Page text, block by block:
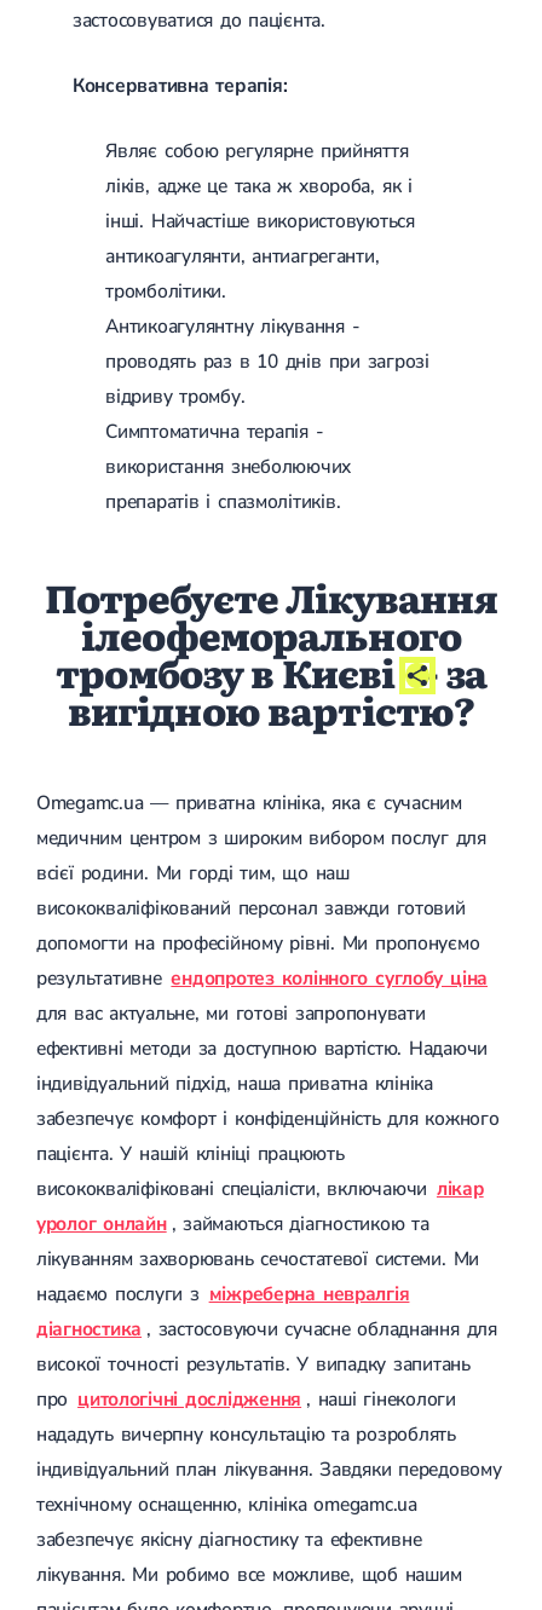
застосовуватися до пацієнта.
Консервативна терапія:
Являє собою регулярне прийняття
ліків, адже це така ж хвороба, як і
інші. Найчастіше використовуються
антикоагулянти, антиагреганти,
тромболітики.
Антикоагулянтну лікування -
проводять раз в 10 днів при загрозі
відриву тромбу.
Симптоматична терапія -
використання знеболюючих
препаратів і спазмолітиків.
Потребуєте Лікування
ілеофеморального
тромбозу в Києві - за
вигідною вартістю?
Omegamc.ua — приватна клініка, яка є сучасним
медичним центром з широким вибором послуг для
всієї родини. Ми горді тим, що наш
висококваліфікований персонал завжди готовий
допомогти на професійному рівні. Ми пропонуємо
результативне ендопротез колінного суглобу ціна
для вас актуальне, ми готові запропонувати
ефективні методи за доступною вартістю. Надаючи
індивідуальний підхід, наша приватна клініка
забезпечує комфорт і конфіденційність для кожного
пацієнта. У нашій клініці працюють
висококваліфіковані спеціалісти, включаючи лікар
уролог онлайн , займаються діагностикою та
лікуванням захворювань сечостатевої системи. Ми
надаємо послуги з міжреберна невралгія
діагностика , застосовуючи сучасне обладнання для
високої точності результатів. У випадку запитань
про цитологічні дослідження , наші гінекологи
нададуть вичерпну консультацію та розроблять
індивідуальний план лікування. Завдяки передовому
технічному оснащенню, клініка omegamc.ua
забезпечує якісну діагностику та ефективне
лікування. Ми робимо все можливе, щоб нашим